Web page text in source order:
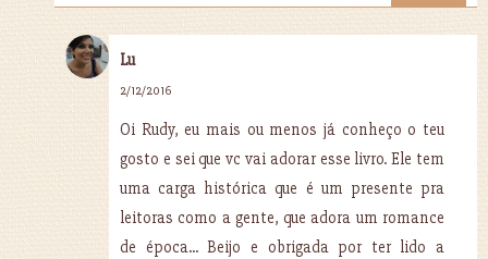
Lu
2/12/2016
Oi Rudy, eu mais ou menos já conheço o teu
gosto e sei que vc vai adorar esse livro. Ele tem
uma carga histórica que é um presente pra
leitoras como a gente, que adora um romance
de época... Beijo e obrigada por ter lido a